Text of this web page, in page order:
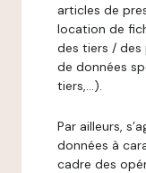
articles de
location de
des tiers / des
de données
tiers,…).
Par ailleurs,
données à
cadre des